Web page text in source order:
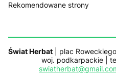
Rekomendowane strony
Świat Herbat | plac
woj. podkarpackie |